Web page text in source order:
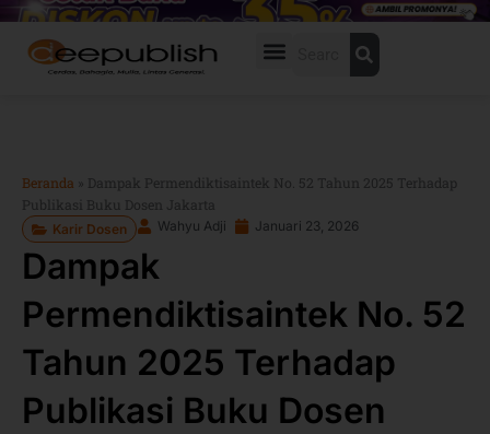
Lewati
konten
Beranda »
Dampak Permendiktisaintek No. 52 Tahun 2025 Terhadap
Publikasi Buku Dosen Jakarta
Karir Dosen Wahyu Adji Januari 23, 2026
Dampak
Permendiktisaintek No. 52
Tahun 2025 Terhadap
Publikasi Buku Dosen